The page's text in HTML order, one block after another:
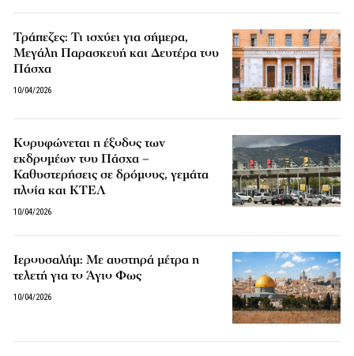
Τράπεζες: Τι ισχύει για σήμερα,
Μεγάλη Παρασκευή και Δευτέρα του
Πάσχα
10/04/2026
Κορυφώνεται η έξοδος των
εκδρομέων του Πάσχα –
Καθυστερήσεις σε δρόμους, γεμάτα
πλοία και ΚΤΕΛ
10/04/2026
Ιερουσαλήμ: Με αυστηρά μέτρα η
τελετή για το Άγιο Φως
10/04/2026